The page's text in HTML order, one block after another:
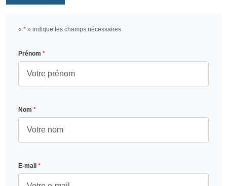
« * » indique les champs nécessaires
Prénom *
Nom *
E-mail *